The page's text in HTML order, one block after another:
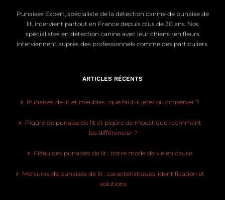
Punaises Expert, spécialiste de la détection canine de punaise de
lit, intervient partout en France depuis plus de 30 ans. Nos
spécialistes en détection canine avec leur chiens renifleurs
interviennent auprès des professionnels comme des particuliers.
ARTICLES RÉCENTS
Punaises de lit et meubles : que faut-il jeter ou conserver ?
Piqûre de punaise de lit et piqûre de moustique : comment
les différencier ?
Fléau des punaises de lit : notre mode de vie en cause
Morsures de punaises de lit : caractéristiques, identification et
solutions